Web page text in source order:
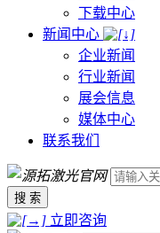
下载中心
新闻中心
企业新闻
行业新闻
展会信息
媒体中心
联系我们
搜 索
立即咨询